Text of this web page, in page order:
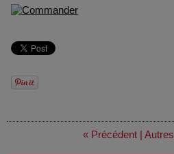
« Précédent | Autres